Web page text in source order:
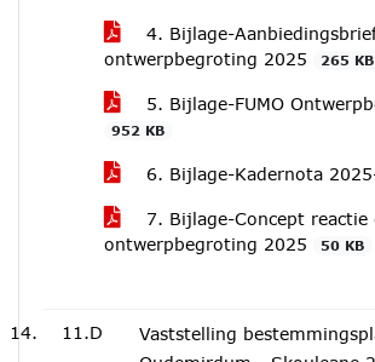
4. Bijlage-
ontwerpbegroting 2025
265 KB
5. Bijlage-FUMO
952 KB
6. Bijlage-Kadernota
7. Bijlage-Concept reactie
ontwerpbegroting 2025
50 KB
11.D
Vaststelling